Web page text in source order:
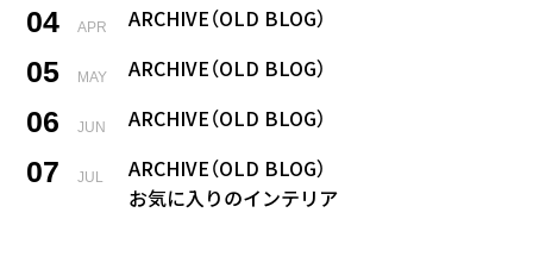
04 APR ARCHIVE（OLD BLOG）
05 MAY ARCHIVE（OLD BLOG）
06 JUN ARCHIVE（OLD BLOG）
07 JUL
ARCHIVE（OLD BLOG）
お気に入りのインテリア